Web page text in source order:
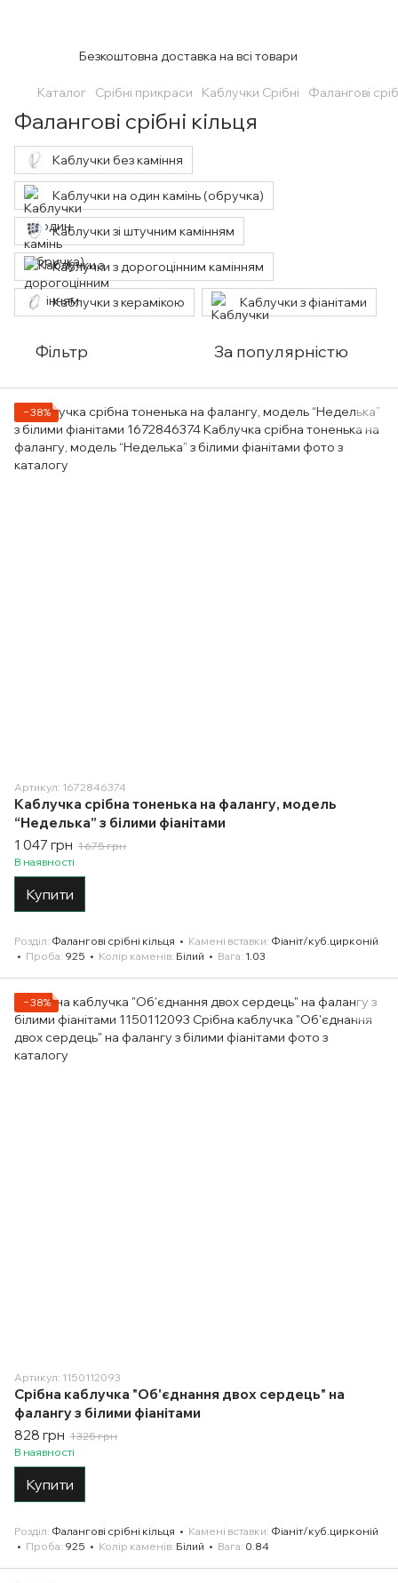
Безкоштовна доставка на всі товари
Каталог Срібні прикраси Каблучки Срібні Фалангові
Фалангові срібні кільця
Каблучки без каміння
Каблучки на один камінь (обручка)
Каблучки зі штучним камінням
Каблучки з дорогоцінним камінням
Каблучки з керамікою Каблучки з фіанітами
Фільтр За популярністю
−38%
Артикул: 1672846374
Каблучка срібна тоненька на фалангу, модель
“Неделька” з білими фіанітами
1 047 грн 1 675 грн
В наявності
Купити
Розділ Фалангові срібні кільця Камені вставки Фіаніт/куб.цирконій
Проба 925 Колір каменів Білий Вага 1.03
−38%
Артикул: 1150112093
Срібна каблучка "Об'єднання двох сердець" на
фалангу з білими фіанітами
828 грн 1 325 грн
В наявності
Купити
Розділ Фалангові срібні кільця Камені вставки Фіаніт/куб.цирконій
Проба 925 Колір каменів Білий Вага 0.84